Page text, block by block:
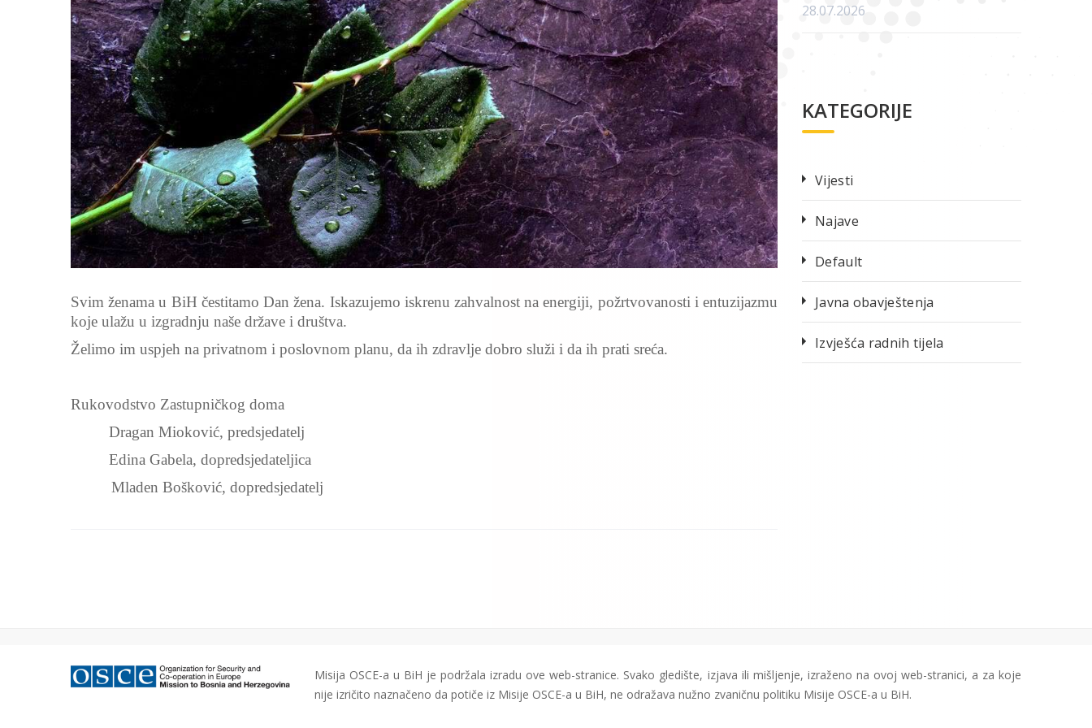
Svim ženama u BiH čestitamo Dan žena. Iskazujemo iskrenu zahvalnost na energiji, požrtvovanosti i entuzijazmu
koje ulažu u izgradnju naše države i društva.
Želimo im uspjeh na privatnom i poslovnom planu, da ih zdravlje dobro služi i da ih prati sreća.
Rukovodstvo Zastupničkog doma
Dragan Mioković, predsjedatelj
Edina Gabela, dopredsjedateljica
Mladen Bošković, dopredsjedatelj
28.07.2026
KATEGORIJE
Vijesti
Najave
Default
Javna obavještenja
Izvješća radnih tijela
Misija OSCE-a u BiH je podržala izradu ove web-stranice. Svako gledište, izjava ili mišljenje, izraženo na ovoj web-stranici, a za koje
nije izričito naznačeno da potiče iz Misije OSCE-a u BiH, ne odražava nužno zvaničnu politiku Misije OSCE-a u BiH.